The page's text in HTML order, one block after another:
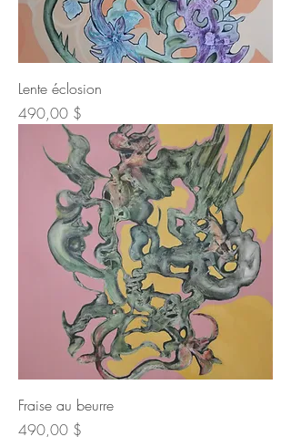
Lente éclosion
Prix
490,00 $
Fraise au beurre
Prix
490,00 $